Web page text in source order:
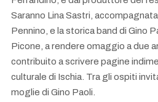
Saranno Lina Sastri,
Pennino, e la storica band di Gino
Picone, a rendere omaggio a due
contribuito a scrivere pagine
culturale di Ischia. Tra gli ospiti
moglie di Gino Paoli.